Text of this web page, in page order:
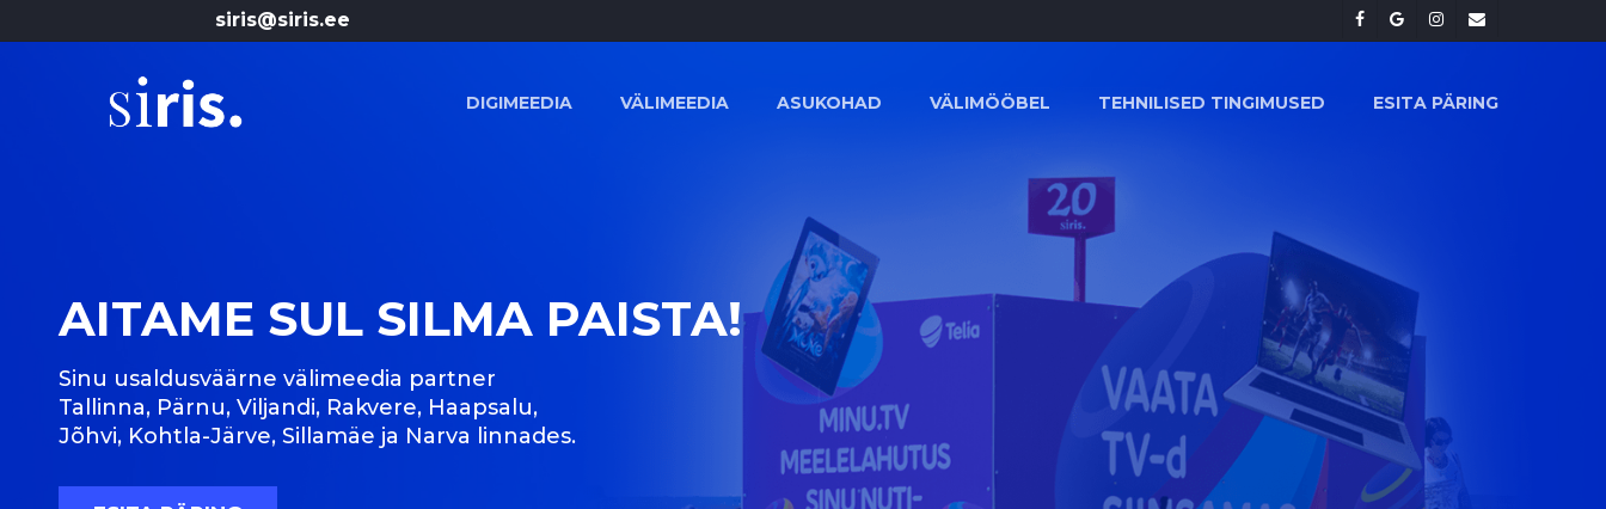
to
facebookgoogle-
plus
instagram
email
siris@siris.ee
DIGIMEEDIA VÄLIMEEDIA ASUKOHAD VÄLIMÖÖBEL TEHNILISED TINGIMUSED ESITA PÄRING
AITAME SUL SILMA PAISTA!
Sinu usaldusväärne välimeedia partner
Tallinna, Pärnu, Viljandi, Rakvere, Haapsalu,
Jõhvi, Kohtla-Järve, Sillamäe ja Narva linnades.